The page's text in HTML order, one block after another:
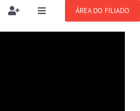
Toggle
Toggle
ÁREA DO FILIADO